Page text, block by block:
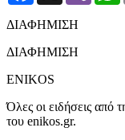
ΔΙΑΦΗΜΙΣΗ
ΔΙΑΦΗΜΙΣΗ
ENIKOS
Όλες οι ειδήσεις από
του enikos.gr.